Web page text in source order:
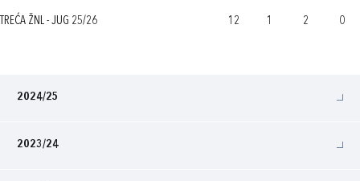
TREĆA ŽNL - JUG 25/26 12 1 2 0
2024/25
2023/24